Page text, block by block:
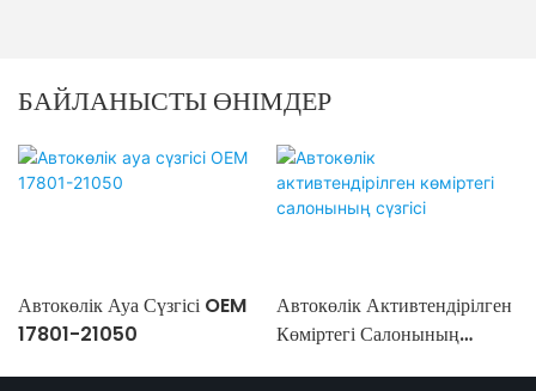
БАЙЛАНЫСТЫ ӨНІМДЕР
Автокөлік Ауа Сүзгісі OEM
17801-21050
Автокөлік Активтендірілген
Көміртегі Салонының